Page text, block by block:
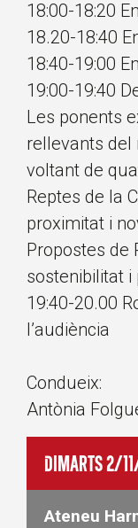
18:00-18:20
18.20-18:40
18:40-19:00
19:00-19:40
Les ponents
rellevants del
voltant de
Reptes de la
proximitat i
Propostes de
sostenibilitat i
19:40-20.00
l’audiència
Condueix:
Antònia
Dimarts 2/
Ateneu